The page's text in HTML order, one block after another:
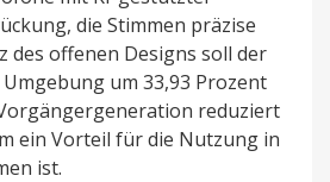
die Stimmen präzise
des offenen Designs soll der
um 33,93 Prozent
reduziert
ein Vorteil für die Nutzung in
ist.